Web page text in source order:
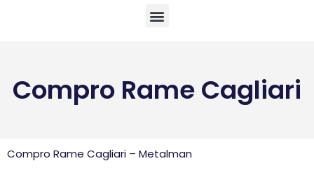
Compro Rame Cagliari
Compro Rame Cagliari – Metalman